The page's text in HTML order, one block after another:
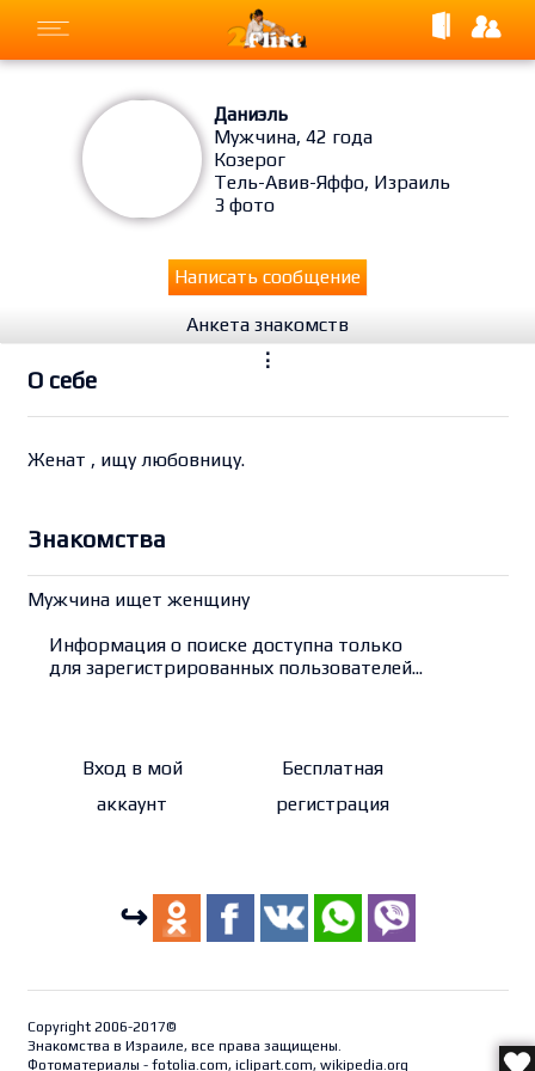
Даниэль
Мужчина, 42 года
Козерог
Тель-Авив-Яффо, Израиль
3 фото
Написать сообщение
Анкета знакомств
⋮
O себе
Женат , ищу любовницу.
Знакомства
Мужчина ищет женщину
Информация о поиске доступна только
для зарегистрированных пользователей...
Вход в мой
аккаунт
Бесплатная
регистрация
↪
Copyright 2006-2017©
Знакомства в Израиле, все права защищены.
Фотоматериалы - fotolia.com, iclipart.com, wikipedia.org